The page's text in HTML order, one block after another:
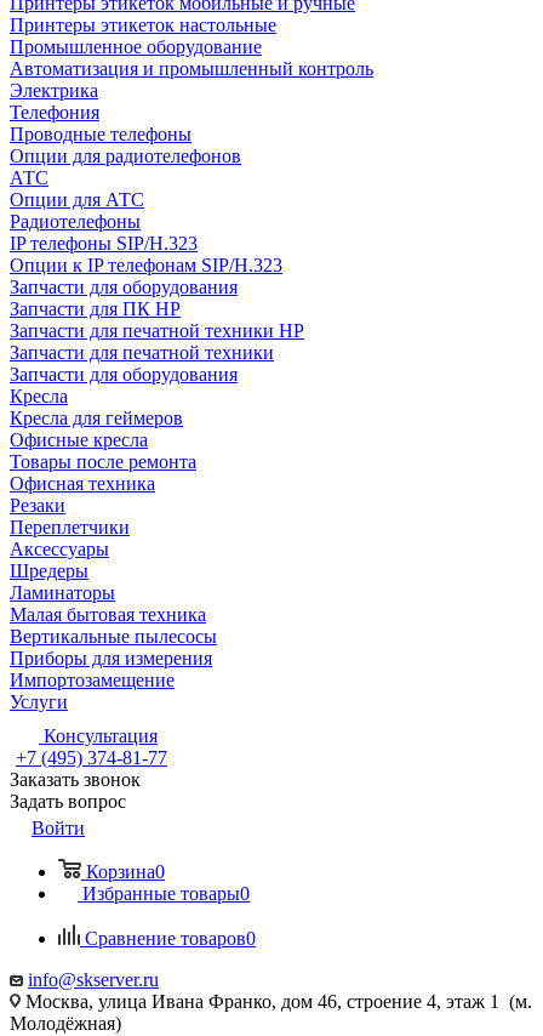
Принтеры этикеток настольные
Промышленное оборудование
Автоматизация и промышленный контроль
Электрика
Телефония
Проводные телефоны
Опции для радиотелефонов
АТС
Опции для АТС
Радиотелефоны
IP телефоны SIP/H.323
Опции к IP телефонам SIP/H.323
Запчасти для оборудования
Запчасти для ПК HP
Запчасти для печатной техники HP
Запчасти для печатной техники
Запчасти для оборудования
Кресла
Кресла для геймеров
Офисные кресла
Товары после ремонта
Офисная техника
Резаки
Переплетчики
Аксессуары
Шредеры
Ламинаторы
Малая бытовая техника
Вертикальные пылесосы
Приборы для измерения
Импортозамещение
Услуги
Консультация
+7 (495) 374-81-77
Заказать звонок
Задать вопрос
Войти
Корзина0
Избранные товары0
Сравнение товаров0
info@skserver.ru
Москва, улица Ивана Франко, дом 46, строение 4, этаж 1 (м.
Молодёжная)